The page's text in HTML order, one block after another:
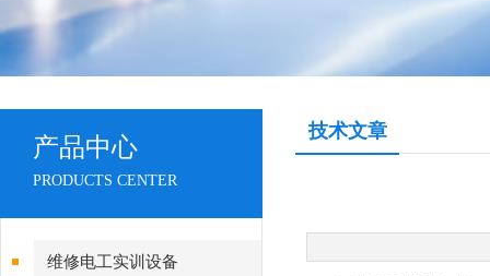
产品中心
PRODUCTS CENTER
维修电工实训设备
技术文章